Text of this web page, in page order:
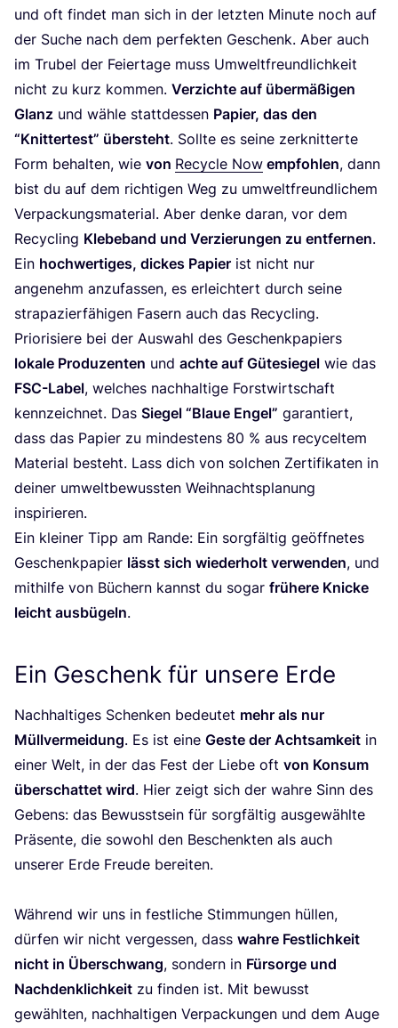
und oft fin­det man sich in der letz­ten Minu­te noch auf
der Suche nach dem per­fek­ten Geschenk. Aber auch
im Tru­bel der Fei­er­ta­ge muss Umwelt­freund­lich­keit
nicht zu kurz kom­men. Ver­zich­te auf über­mä­ßi­gen
Glanz und wäh­le statt­des­sen Papier, das den
“Knit­ter­test” über­steht. Soll­te es sei­ne zer­knit­ter­te
Form behal­ten, wie von Recy­cle Now emp­foh­len, dann
bist du auf dem rich­ti­gen Weg zu umwelt­freund­li­chem
Ver­pa­ckungs­ma­te­ri­al. Aber den­ke dar­an, vor dem
Recy­cling Kle­be­band und Ver­zie­run­gen zu ent­fer­nen.
Ein hoch­wer­ti­ges, dickes Papier ist nicht nur
ange­nehm anzu­fas­sen, es erleich­tert durch sei­ne
stra­pa­zier­fä­hi­gen Fasern auch das Recycling.
Prio­ri­sie­re bei der Aus­wahl des Geschenk­pa­piers
loka­le Pro­du­zen­ten und ach­te auf Güte­sie­gel wie das
FSC-Label, wel­ches nach­hal­ti­ge Forst­wirt­schaft
kenn­zeich­net. Das Sie­gel “Blaue Engel” garan­tiert,
dass das Papier zu min­des­tens 80 % aus recy­cel­tem
Mate­ri­al besteht. Lass dich von sol­chen Zer­ti­fi­ka­ten in
dei­ner umwelt­be­wuss­ten Weih­nachts­pla­nung
inspirieren.
Ein klei­ner Tipp am Ran­de: Ein sorg­fäl­tig geöff­ne­tes
Geschenk­pa­pier lässt sich wie­der­holt ver­wen­den, und
mit­hil­fe von Büchern kannst du sogar frü­he­re Kni­cke
leicht aus­bü­geln.
Ein Geschenk für unsere Erde
Nach­hal­ti­ges Schen­ken bedeu­tet mehr als nur
Müll­ver­mei­dung. Es ist eine Ges­te der Acht­sam­keit in
einer Welt, in der das Fest der Lie­be oft von Kon­sum
über­schat­tet wird. Hier zeigt sich der wah­re Sinn des
Gebens: das Bewusst­sein für sorg­fäl­tig aus­ge­wähl­te
Prä­sen­te, die sowohl den Beschenk­ten als auch
unse­rer Erde Freu­de berei­ten.
Wäh­rend wir uns in fest­li­che Stim­mun­gen hül­len,
dür­fen wir nicht ver­ges­sen, dass wah­re Fest­lich­keit
nicht in Über­schwang, son­dern in Für­sor­ge und
Nach­denk­lich­keit zu fin­den ist. Mit bewusst
gewähl­ten, nach­hal­ti­gen Ver­pa­ckun­gen und dem Auge